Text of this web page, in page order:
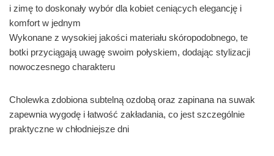
i zimę to doskonały wybór dla kobiet ceniących elegancję i
komfort w jednym
Wykonane z wysokiej jakości materiału skóropodobnego, te
botki przyciągają uwagę swoim połyskiem, dodając stylizacji
nowoczesnego charakteru
Cholewka zdobiona subtelną ozdobą oraz zapinana na suwak
zapewnia wygodę i łatwość zakładania, co jest szczególnie
praktyczne w chłodniejsze dni